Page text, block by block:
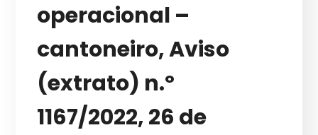
operacional –
cantoneiro, Aviso
(extrato) n.º
1167/2022, 26 de